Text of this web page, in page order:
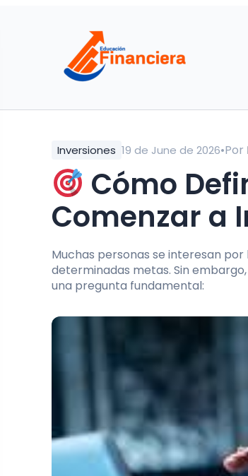
Inversiones 19 de June de 2026•Por
Cómo
Comenzar a
Muchas personas se interesan
determinadas metas. Sin
una pregunta fundamental: